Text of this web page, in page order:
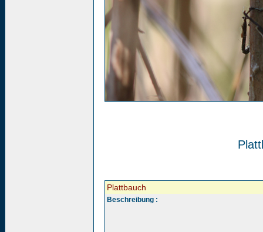
Plattbauch
Beschreibung :